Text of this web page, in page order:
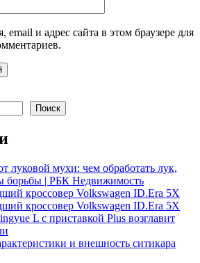
и адрес сайта в этом браузере для
Поиск
луковой мухи: чем обработать лук,
борьбы | РБК Недвижимость
кроссовер Volkswagen ID.Era 5X
кроссовер Volkswagen ID.Era 5X
L с приставкой Plus возглавит
и внешность ситикара